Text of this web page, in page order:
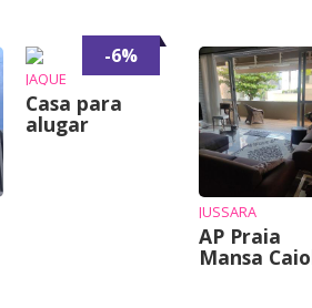
-6%
JAQUE
Casa para
alugar
JUSSARA
AP Praia
Mansa